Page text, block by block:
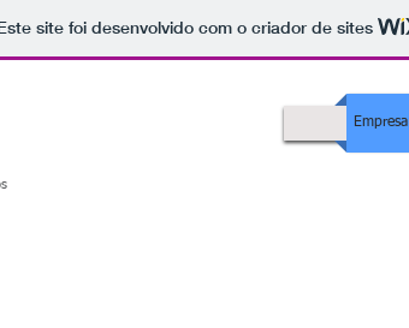
site foi desenvolvido com o criador de sites
Empresa